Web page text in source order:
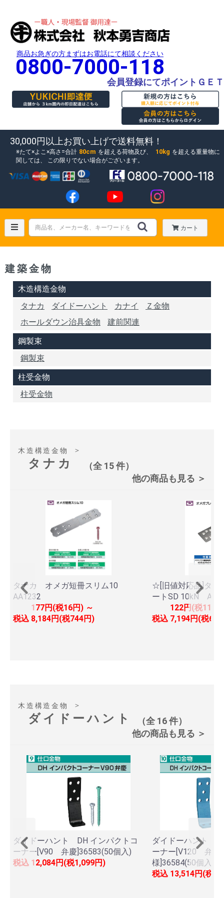
商品お急ぎの方まずはお電話にて相談ください
0800-7000-118
会員登録にてポイントＧＥＴ
30,000円以上お買い上げで送料無料！
たて×よこ×高さ=合計 80cm を超える荷物及び、 10kg を超える重量物に
関しては、
この限りでない場合がございます。
カート
建築金物
木造構造金物
タナカ
ダイドーハント カナイ
Ｚ金物
ホールダウン治具金物
建前関連
鋼製束
鋼製束
柱受金物
柱受金物
木造構造金物 ＞
タナカ
（全 15 件）
他の商品も見る ＞
タナカ オメガ短冊スリム10
AA1232
税込
177円(税16円) ～
8,184円(税744円)
☆[旧値対応品]タ
ートSD 10kN
税込
122円(税11円)
7,194円(税
木造構造金物 ＞
ダイドーハント
（全 16 件）
他の商品も見る ＞
ダイドーハント DH インパクトコ
ーナー[V90 弁慶]36583(50個入)
税込 12,084円(税1,099円)
ダイドーハント
ーナー[V120 弁
様]36584(50個入)
税込 13,514円(税